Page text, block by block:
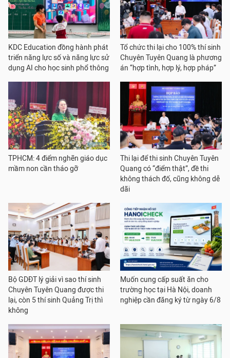
KDC Education đồng hành phát
triển năng lực số và năng lực sử
dụng AI cho học sinh phổ thông
Tổ chức thi lại cho 100% thí sinh
Chuyên Tuyên Quang là phương
án “hợp tình, hợp lý, hợp pháp”
TPHCM: 4 điểm nghẽn giáo dục
mầm non cần tháo gỡ
Thi lại để thi sinh Chuyên Tuyên
Quang có “điểm thật”, đề thi
không thách đố, cũng không dễ
dãi
Bộ GDĐT lý giải vì sao thí sinh
Chuyên Tuyên Quang được thi
lại, còn 5 thí sinh Quảng Trị thì
không
Muốn cung cấp suất ăn cho
trường học tại Hà Nội, doanh
nghiệp cần đăng ký từ ngày 6/8